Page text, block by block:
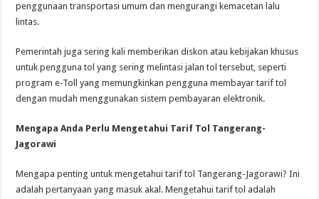
penggunaan transportasi umum dan mengurangi kemacetan lalu
lintas.
Pemerintah juga sering kali memberikan diskon atau kebijakan khusus
untuk pengguna tol yang sering melintasi jalan tol tersebut, seperti
program e-Toll yang memungkinkan pengguna membayar tarif tol
dengan mudah menggunakan sistem pembayaran elektronik.
Mengapa Anda Perlu Mengetahui Tarif Tol Tangerang-
Jagorawi
Mengapa penting untuk mengetahui tarif tol Tangerang-Jagorawi? Ini
adalah pertanyaan yang masuk akal. Mengetahui tarif tol adalah